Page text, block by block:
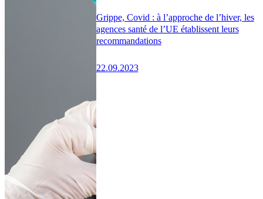
Grippe, Covid : à l’approche de l’hiver, les
agences santé de l’UE établissent leurs
recommandations
22.09.2023